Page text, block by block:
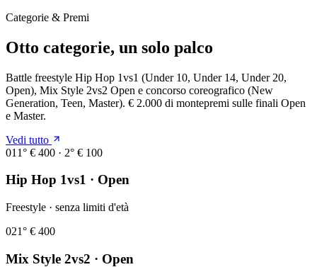
Categorie & Premi
Otto categorie, un solo palco
Battle freestyle Hip Hop 1vs1 (Under 10, Under 14, Under 20,
Open), Mix Style 2vs2 Open e concorso coreografico (New
Generation, Teen, Master). € 2.000 di montepremi sulle finali Open
e Master.
Vedi tutto
01 1° € 400 · 2° € 100
Hip Hop 1vs1 · Open
Freestyle · senza limiti d'età
021° € 400
Mix Style 2vs2 · Open